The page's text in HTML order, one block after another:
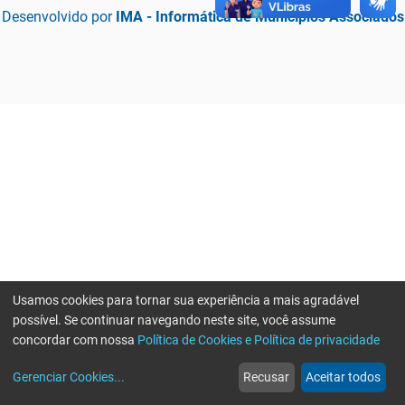
Desenvolvido por IMA - Informática de Municípios Associados
web
Notícias
more_horiz
Mais
Usamos cookies para tornar sua experiência a mais agradável
possível. Se continuar navegando neste site, você assume
concordar com nossa Política de Cookies e Política de privacidade
Gerenciar Cookies... Recusar Aceitar todos
Erro ao enviar informações, por favor tente novamente